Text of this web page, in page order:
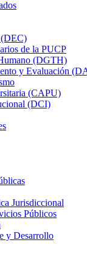
de la PUCP
(DGTH)
y Evaluación
(CAPU)
(DCI)
Jurisdiccional
Públicos
y Desarrollo